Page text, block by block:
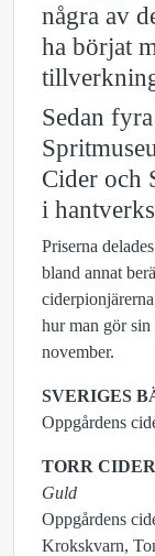
några av
ha börjat
Sedan
Cider och
i
Priserna
bland annat
hur man gör sin
november.
SVERIGES
Oppgårdens
TORR CIDER
Guld
Oppgårdens
Krokskvarn,